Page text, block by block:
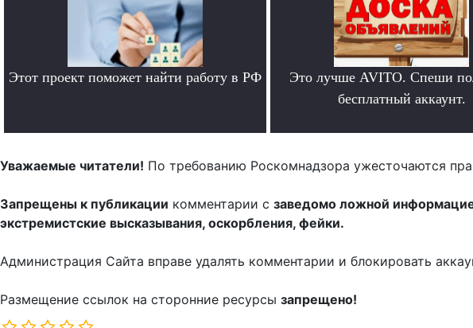
Этот проект поможет найти работу в РФ
Это лучше AVITO. Спеши
бесплатный аккаунт.
Уважаемые читатели! По требованию Роскомнадзора ужесточаются
Запрещены к публикации комментарии с заведомо ложной
экстремистские высказывания, оскорбления, фейки.
Администрация Сайта вправе удалять комментарии и блокировать
Размещение ссылок на сторонние ресурсы запрещено!